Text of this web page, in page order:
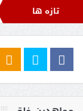
تازه ها
خفه خواهند شد
جمهوری‌خواهان است